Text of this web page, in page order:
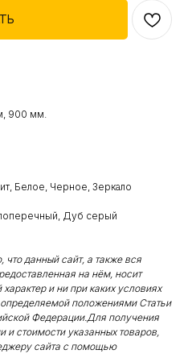
900 мм.
Белое, Черное, Зеркало
Дуб серый
данный сайт, а также вся
на нём, носит
и ни при каких условиях
положениями Статьи
Федерации.Для получения
стоимости указанных товаров,
сайта с помощью